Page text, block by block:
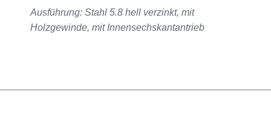
Ausführung: Stahl 5.8 hell verzinkt, mit
Holzgewinde, mit Innensechskantantrieb